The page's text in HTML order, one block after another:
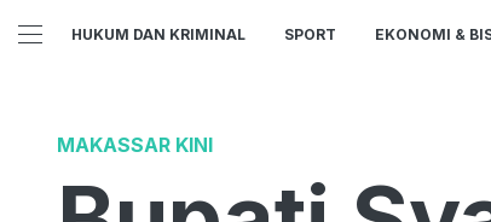
HUKUM DAN KRIMINAL SPORT EKONOMI &
MAKASSAR KINI